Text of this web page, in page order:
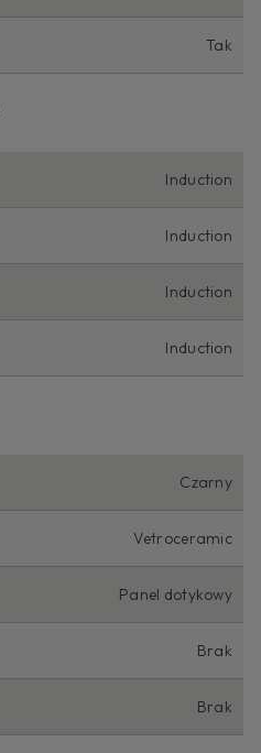
Tak
Induction
Induction
Induction
Induction
Czarny
Vetroceramic
Panel dotykowy
Brak
Brak